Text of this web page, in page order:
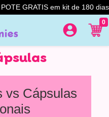
GRATIS em kit de 180
0
vs Cápsulas